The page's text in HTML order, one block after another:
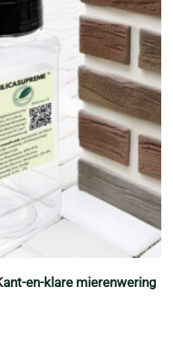
en-klare mierenwering